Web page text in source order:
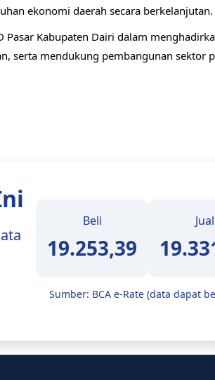
ekonomi daerah secara berkelanjutan.
Kabupaten Dairi dalam
serta mendukung pembangunan sektor
Beli
19.253,39
Jual
Sumber: BCA e-Rate (data dapat